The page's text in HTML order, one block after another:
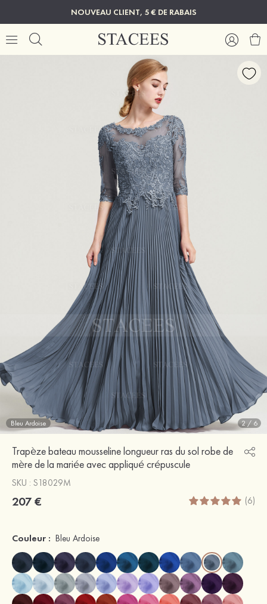
NOUVEAU CLIENT, 5 € DE RABAIS
Bleu Ardoise 2 / 6
Trapèze bateau mousseline longueur ras du sol robe de
mère de la mariée avec appliqué crépuscule
SKU : S18029M
207 € (6)
Couleur : Bleu Ardoise